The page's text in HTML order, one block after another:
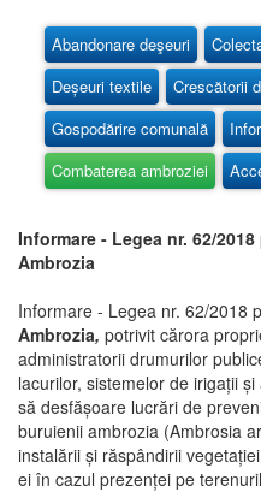
Abandonare deşeuri
Deșeuri textile
Crescătorii
Gospodărire comunală
Combaterea ambroziei
Informare - Legea nr. 62/
Ambrozia
Informare - Legea nr. 62/2018
Ambrozia, potrivit cărora
administratorii drumurilor
lacurilor, sistemelor de irigații
să desfășoare lucrări de
buruienii ambrozia (Ambrosia
instalării și răspândirii
ei în cazul prezenței pe